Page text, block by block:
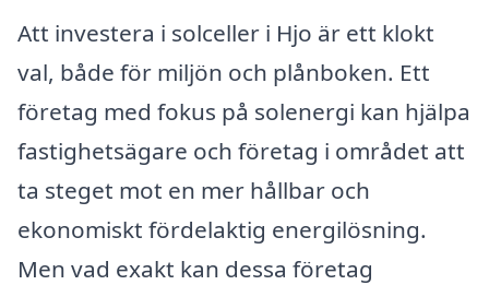
Att investera i solceller i Hjo är ett klokt
val, både för miljön och plånboken. Ett
företag med fokus på solenergi kan hjälpa
fastighetsägare och företag i området att
ta steget mot en mer hållbar och
ekonomiskt fördelaktig energilösning.
Men vad exakt kan dessa företag